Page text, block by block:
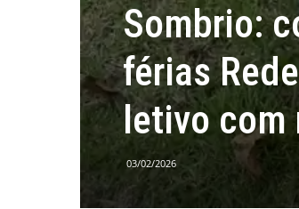
Sombrio:
férias
letivo com
03/02/2026